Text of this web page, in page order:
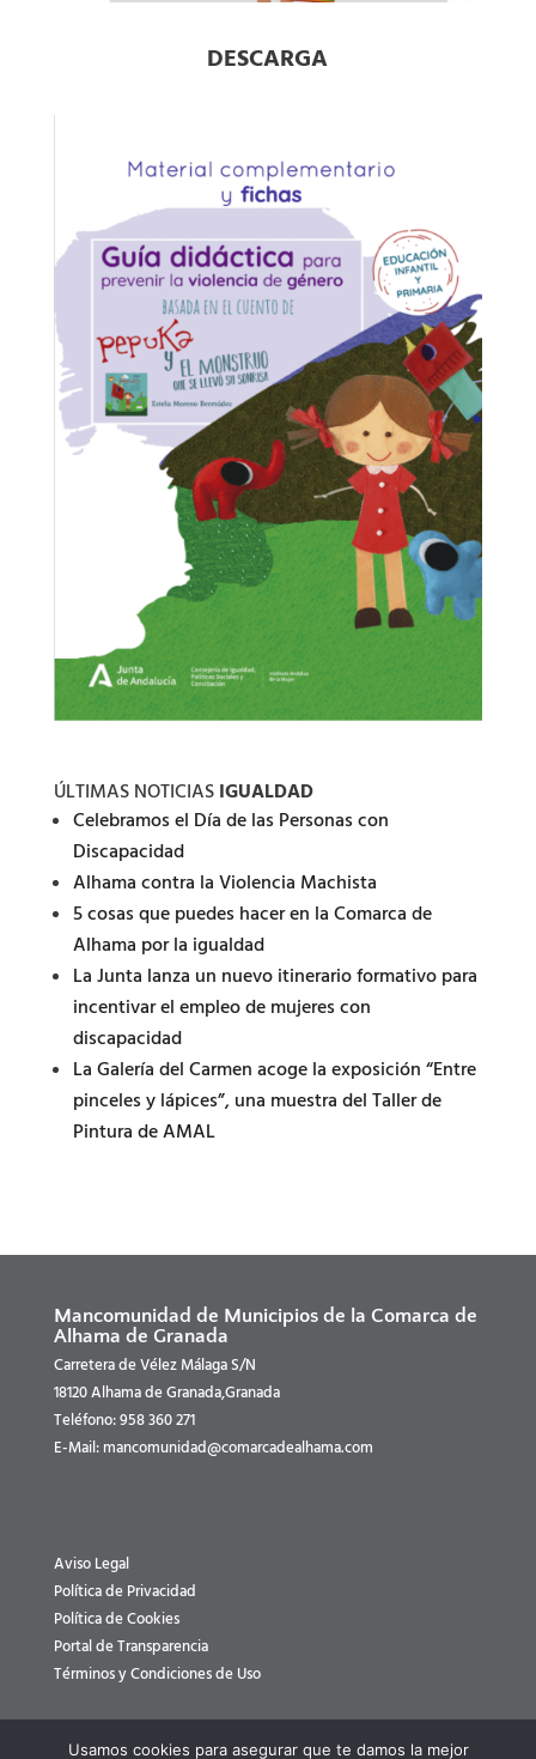
DESCARGA
ÚLTIMAS NOTICIAS IGUALDAD
Celebramos el Día de las Personas con
Discapacidad
Alhama contra la Violencia Machista
5 cosas que puedes hacer en la Comarca de
Alhama por la igualdad
La Junta lanza un nuevo itinerario formativo para
incentivar el empleo de mujeres con
discapacidad
La Galería del Carmen acoge la exposición “Entre
pinceles y lápices”, una muestra del Taller de
Pintura de AMAL
Mancomunidad de Municipios de la Comarca de
Alhama de Granada
Carretera de Vélez Málaga S/N
18120 Alhama de Granada,Granada
Teléfono: 958 360 271
E-Mail: mancomunidad@comarcadealhama.com
Aviso Legal
Política de Privacidad
Política de Cookies
Portal de Transparencia
Términos y Condiciones de Uso
Usamos cookies para asegurar que te damos la mejor